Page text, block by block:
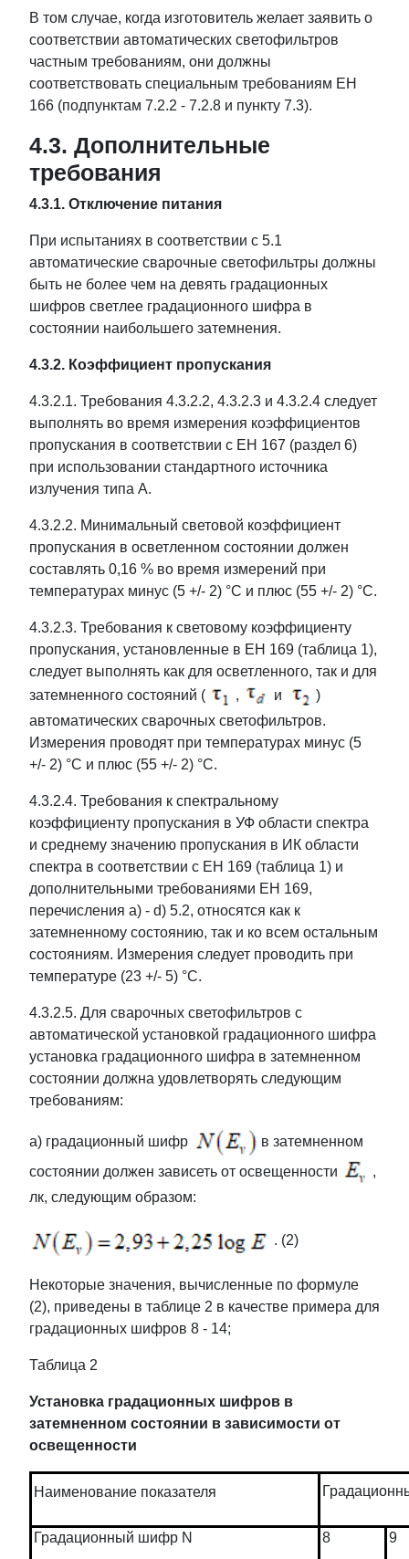
В том случае, когда изготовитель желает заявить о
соответствии автоматических светофильтров
частным требованиям, они должны
соответствовать специальным требованиям ЕН
166 (подпунктам 7.2.2 - 7.2.8 и пункту 7.3).
4.3. Дополнительные
требования
4.3.1. Отключение питания
При испытаниях в соответствии с 5.1
автоматические сварочные светофильтры должны
быть не более чем на девять градационных
шифров светлее градационного шифра в
состоянии наибольшего затемнения.
4.3.2. Коэффициент пропускания
4.3.2.1. Требования 4.3.2.2, 4.3.2.3 и 4.3.2.4 следует
выполнять во время измерения коэффициентов
пропускания в соответствии с ЕН 167 (раздел 6)
при использовании стандартного источника
излучения типа А.
4.3.2.2. Минимальный световой коэффициент
пропускания в осветленном состоянии должен
составлять 0,16 % во время измерений при
температурах минус (5 +/- 2) °C и плюс (55 +/- 2) °C.
4.3.2.3. Требования к световому коэффициенту
пропускания, установленные в ЕН 169 (таблица 1),
следует выполнять как для осветленного, так и для
затемненного состояний (
, и
)
автоматических сварочных светофильтров.
Измерения проводят при температурах минус (5
+/- 2) °C и плюс (55 +/- 2) °C.
4.3.2.4. Требования к спектральному
коэффициенту пропускания в УФ области спектра
и среднему значению пропускания в ИК области
спектра в соответствии с ЕН 169 (таблица 1) и
дополнительными требованиями ЕН 169,
перечисления a) - d) 5.2, относятся как к
затемненному состоянию, так и ко всем остальным
состояниям. Измерения следует проводить при
температуре (23 +/- 5) °C.
4.3.2.5. Для сварочных светофильтров с
автоматической установкой градационного шифра
установка градационного шифра в затемненном
состоянии должна удовлетворять следующим
требованиям:
a) градационный шифр
в затемненном
состоянии должен зависеть от освещенности
,
лк, следующим образом:
. (2)
Некоторые значения, вычисленные по формуле
(2), приведены в таблице 2 в качестве примера для
градационных шифров 8 - 14;
Таблица 2
Установка градационных шифров в
затемненном состоянии в зависимости от
освещенности
Наименование показателя
Градационный шифр N 8 9